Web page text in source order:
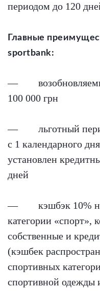
периодом до 120
Главные
sportbank:
—
100 000 грн
— льготный
с 1 календарного
установлен
дней
— кэшбэк 10% на
категории «спорт»,
собственные и
(кэшбек
спортивных
спортивной одежды